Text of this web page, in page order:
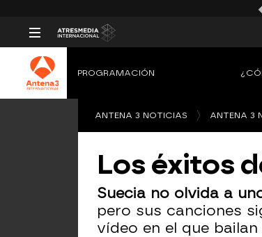
PROGRAMACIÓN
ANTENA 3 NOTICIAS ANTENA 3
Los éxitos
Suecia no olvida a
pero sus canciones
vídeo en el que